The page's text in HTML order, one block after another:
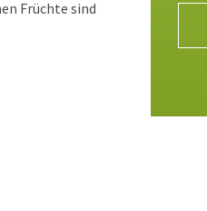
Früchte sind